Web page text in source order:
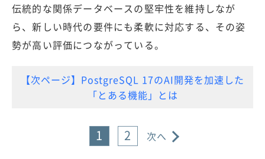
伝統的な関係データベースの堅牢性を維持しなが
ら、新しい時代の要件にも柔軟に対応する、その姿
勢が高い評価につながっている。
【次ページ】PostgreSQL 17のAI開発を加速した
「とある機能」とは
1 2 次へ